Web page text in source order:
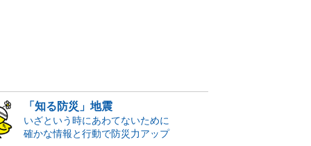
「知る防災」地震
いざという時にあわてないために
確かな情報と行動で防災力アップ